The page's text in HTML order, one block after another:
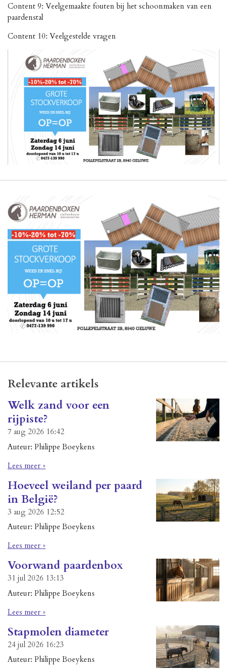
Content 9: Veelgemaakte fouten bij het schoonmaken van een
paardenstal
Content 10: Veelgestelde vragen
Relevante artikels
Welk zand voor een
rijpiste?
7 aug 2026 16:42
Auteur: Philippe Boeykens
Lees meer »
Hoeveel weiland per paard
in België?
3 aug 2026 12:52
Auteur: Philippe Boeykens
Lees meer »
Voorwand paardenbox
31 jul 2026 13:13
Auteur: Philippe Boeykens
Lees meer »
Stapmolen diameter
24 jul 2026 16:23
Auteur: Philippe Boeykens